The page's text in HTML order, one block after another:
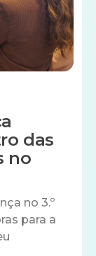
das
no
no 3.º
para a